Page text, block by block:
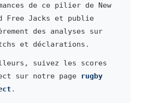
de ce pilier de New
Free Jacks et publie
des analyses sur
et déclarations.
suivez les scores
sur notre page
rugby
.